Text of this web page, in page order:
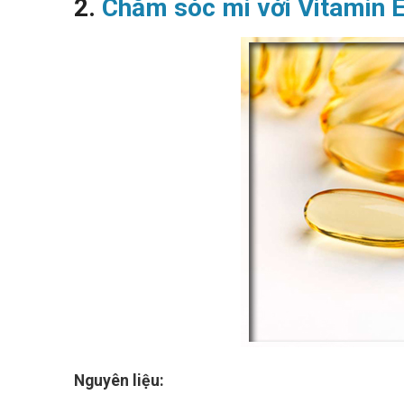
2. Chăm sóc mi với Vitamin
Nguyên liệu: